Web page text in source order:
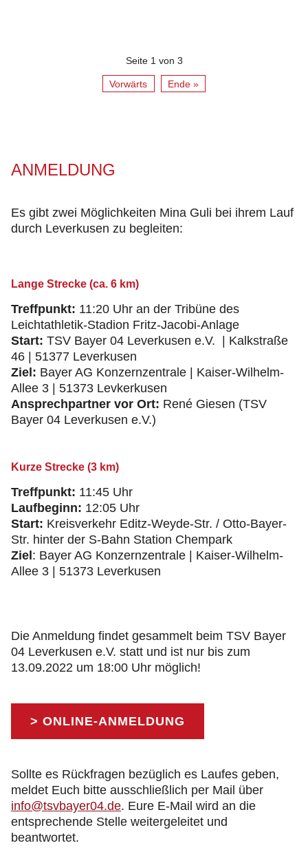
Seite 1 von 3
Vorwärts Ende »
ANMELDUNG
Es gibt zwei Möglichkeiten Mina Guli bei ihrem Lauf
durch Leverkusen zu begleiten:
Lange Strecke (ca. 6 km)
Treffpunkt: 11:20 Uhr an der Tribüne des
Leichtathletik-Stadion Fritz-Jacobi-Anlage
Start: TSV Bayer 04 Leverkusen e.V. | Kalkstraße
46 | 51377 Leverkusen
Ziel: Bayer AG Konzernzentrale | Kaiser-Wilhelm-
Allee 3 | 51373 Levkerkusen
Ansprechpartner vor Ort: René Giesen (TSV
Bayer 04 Leverkusen e.V.)
Kurze Strecke (3 km)
Treffpunkt: 11:45 Uhr
Laufbeginn: 12:05 Uhr
Start: Kreisverkehr Editz-Weyde-Str. / Otto-Bayer-
Str. hinter der S-Bahn Station Chempark
Ziel : Bayer AG Konzernzentrale | Kaiser-Wilhelm-
Allee 3 | 51373 Leverkusen
Die Anmeldung findet gesammelt beim TSV Bayer
04 Leverkusen e.V. statt und ist nur bis zum
13.09.2022 um 18:00 Uhr möglich!
> ONLINE-ANMELDUNG
Sollte es Rückfragen bezüglich es Laufes geben,
meldet Euch bitte ausschließlich per Mail über
info@tsvbayer04.de. Eure E-Mail wird an die
entsprechende Stelle weitergeleitet und
beantwortet.